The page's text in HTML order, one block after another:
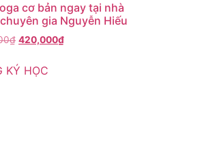
cơ bản ngay tại nhà
gia Nguyễn Hiếu
₫ 420,000₫
KÝ HỌC